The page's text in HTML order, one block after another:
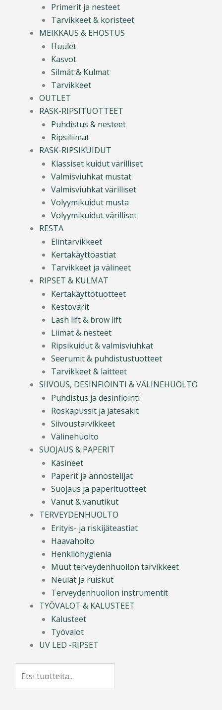
Primerit ja nesteet
Tarvikkeet & koristeet
MEIKKAUS & EHOSTUS
Huulet
Kasvot
Silmät & Kulmat
Tarvikkeet
OUTLET
RASK-RIPSITUOTTEET
Puhdistus & nesteet
Ripsiliimat
RASK-RIPSIKUIDUT
Klassiset kuidut värilliset
Valmisviuhkat mustat
Valmisviuhkat värilliset
Volyymikuidut musta
Volyymikuidut värilliset
RESTA
Elintarvikkeet
Kertakäyttöastiat
Tarvikkeet ja välineet
RIPSET & KULMAT
Kertakäyttötuotteet
Kestovärit
Lash lift & brow lift
Liimat & nesteet
Ripsikuidut & valmisviuhkat
Seerumit & puhdistustuotteet
Tarvikkeet & laitteet
SIIVOUS, DESINFIOINTI & VÄLINEHUOLTO
Puhdistus ja desinfiointi
Roskapussit ja jätesäkit
Siivoustarvikkeet
Välinehuolto
SUOJAUS & PAPERIT
Käsineet
Paperit ja annostelijat
Suojaus ja paperituotteet
Vanut & vanutikut
TERVEYDENHUOLTO
Erityis- ja riskijäteastiat
Haavahoito
Henkilöhygienia
Muut terveydenhuollon tarvikkeet
Neulat ja ruiskut
Terveydenhuollon instrumentit
TYÖVALOT & KALUSTEET
Kalusteet
Työvalot
UV LED -RIPSET